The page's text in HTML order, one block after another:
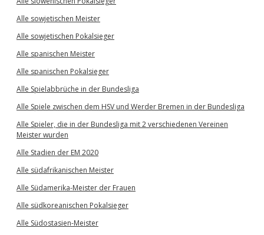
Alle sowjetischen Meister
Alle sowjetischen Pokalsieger
Alle spanischen Meister
Alle spanischen Pokalsieger
Alle Spielabbrüche in der Bundesliga
Alle Spiele zwischen dem HSV und Werder Bremen in der Bundesliga
Alle Spieler, die in der Bundesliga mit 2 verschiedenen Vereinen
Meister wurden
Alle Stadien der EM 2020
Alle südafrikanischen Meister
Alle Südamerika-Meister der Frauen
Alle südkoreanischen Pokalsieger
Alle Südostasien-Meister